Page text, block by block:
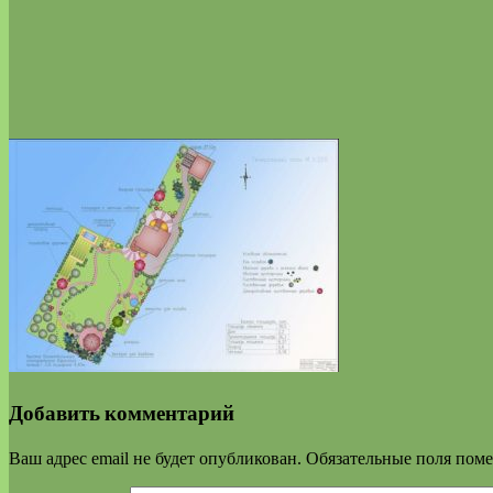
Добавить комментарий
Ваш адрес email не будет опубликован. Обязательные поля